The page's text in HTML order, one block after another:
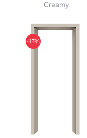
Creamy
-17%